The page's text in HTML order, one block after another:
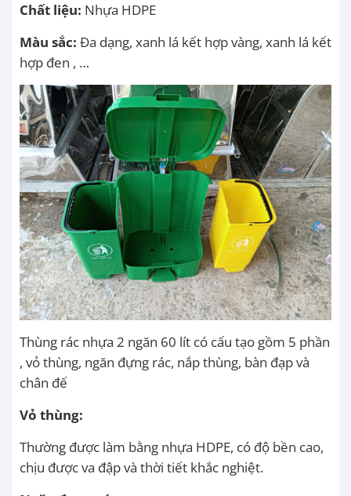
Chất liệu: Nhựa HDPE
Màu sắc: Đa dạng, xanh lá kết hợp vàng, xanh lá kết
hợp đen , …
Thùng rác nhựa 2 ngăn 60 lít có cấu tạo gồm 5 phần
, vỏ thùng, ngăn đựng rác, nắp thùng, bàn đạp và
chân đế
Vỏ thùng:
Thường được làm bằng nhựa HDPE, có độ bền cao,
chịu được va đập và thời tiết khắc nghiệt.